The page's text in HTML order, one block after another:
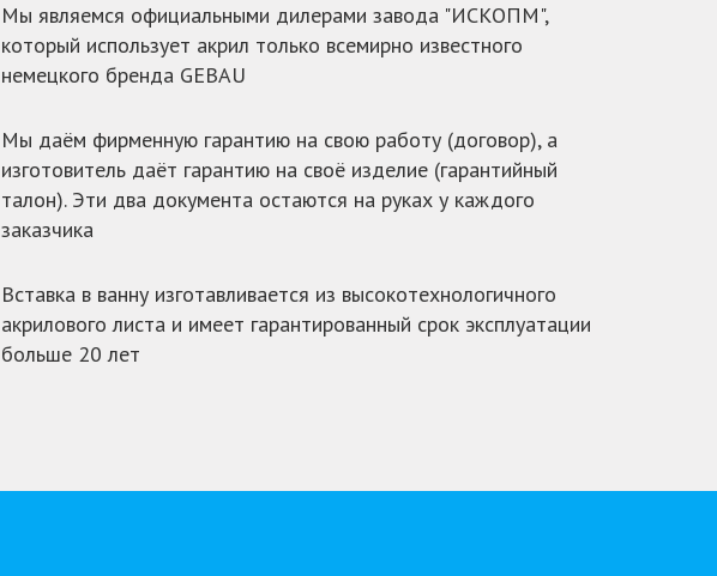
Мы являемся официальными дилерами завода "ИСКОПМ",
который использует акрил только всемирно известного
немецкого бренда GEBAU
Мы даём фирменную гарантию на свою работу (договор), а
изготовитель даёт гарантию на своё изделие (гарантийный
талон). Эти два документа остаются на руках у каждого
заказчика
Вставка в ванну изготавливается из высокотехнологичного
акрилового листа и имеет гарантированный срок эксплуатации
больше 20 лет